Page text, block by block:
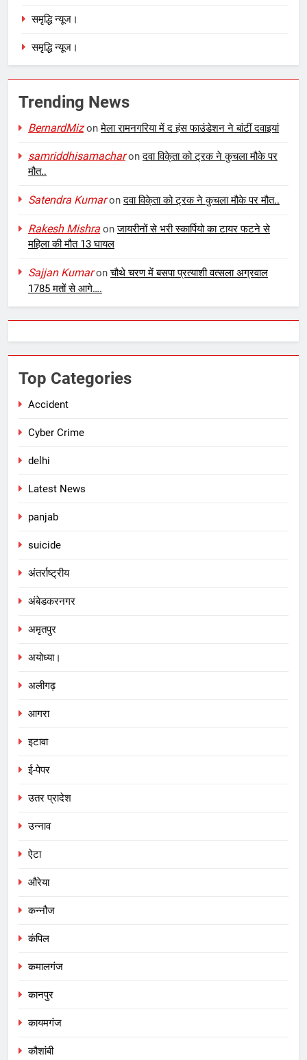
समृद्धि न्यूज।
समृद्धि न्यूज।
Trending News
BernardMizonमेला रामनगरिया में द हंस फाउंडेशन ने बांटीं दवाइयां
samriddhisamacharonदवा विके्ता को ट्रक ने कुचला मौके पर
मौत..
Satendra Kumaronदवा विके्ता को ट्रक ने कुचला मौके पर मौत..
Rakesh Mishra onजायरीनों से भरी स्कार्पियो का टायर फटने से
महिला की मौत 13 घायल
Sajjan Kumaronचौथे चरण में बसपा प्रत्याशी वत्सला अग्रवाल
1785 मतों से आगे….
Top Categories
Accident
Cyber Crime
delhi
Latest News
panjab
suicide
अंतर्राष्ट्रीय
अंबेडकरनगर
अमृतपुर
अयोध्या।
अलीगढ़
आगरा
इटावा
ई-पेपर
उतर प्रादेश
उन्नाव
ऐटा
औरेया
कन्नौज
कंपिल
कमालगंज
कानपुर
कायमगंज
कौशांबी